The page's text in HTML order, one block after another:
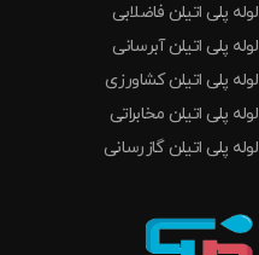
لوله پلی اتیلن فاضلابی
لوله پلی اتیلن آبرسانی
لوله پلی اتیلن کشاورزی
لوله پلی اتیلن مخابراتی
لوله پلی اتیلن گازرسانی